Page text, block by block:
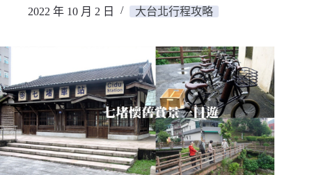
2022 年 10 月 2 日 大台北行程攻略